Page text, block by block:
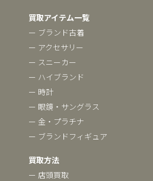
買取アイテム一覧
ー ブランド古着
ー アクセサリー
ー スニーカー
ー ハイブランド
ー 時計
ー 眼鏡・サングラス
ー 金・プラチナ
ー ブランドフィギュア
買取方法
ー 店頭買取